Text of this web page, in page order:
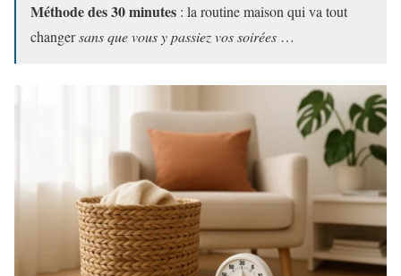
Méthode des 30 minutes : la routine maison qui va tout
changersans que vous y passiez vos soirées …